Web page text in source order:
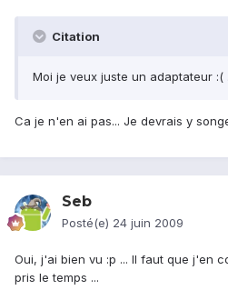
Citation
Moi je veux juste un adaptateur :(
Ca je n'en ai pas... Je devrais y
Seb
Posté(e) 24 juin 2009
Oui, j'ai bien vu :p ... Il faut que j'en
pris le temps ...